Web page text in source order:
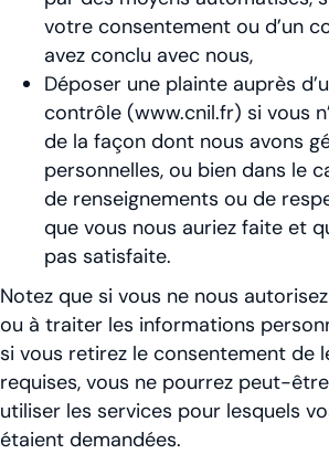
votre consentement ou d’un
avez conclu avec nous,
Déposer une plainte auprès
contrôle (www.cnil.fr) si vous
de la façon dont nous avons
personnelles, ou bien dans le
de renseignements ou de
que vous nous auriez faite et
pas satisfaite.
Notez que si vous ne nous
ou à traiter les informations
si vous retirez le consentement de
requises, vous ne pourrez peut-
utiliser les services pour lesquels
étaient demandées.